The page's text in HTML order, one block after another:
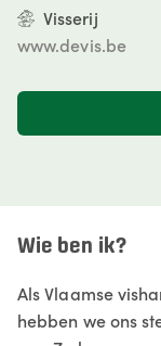
Visserij
www.devis.be
Wie ben ik?
Als Vlaamse
hebben we ons